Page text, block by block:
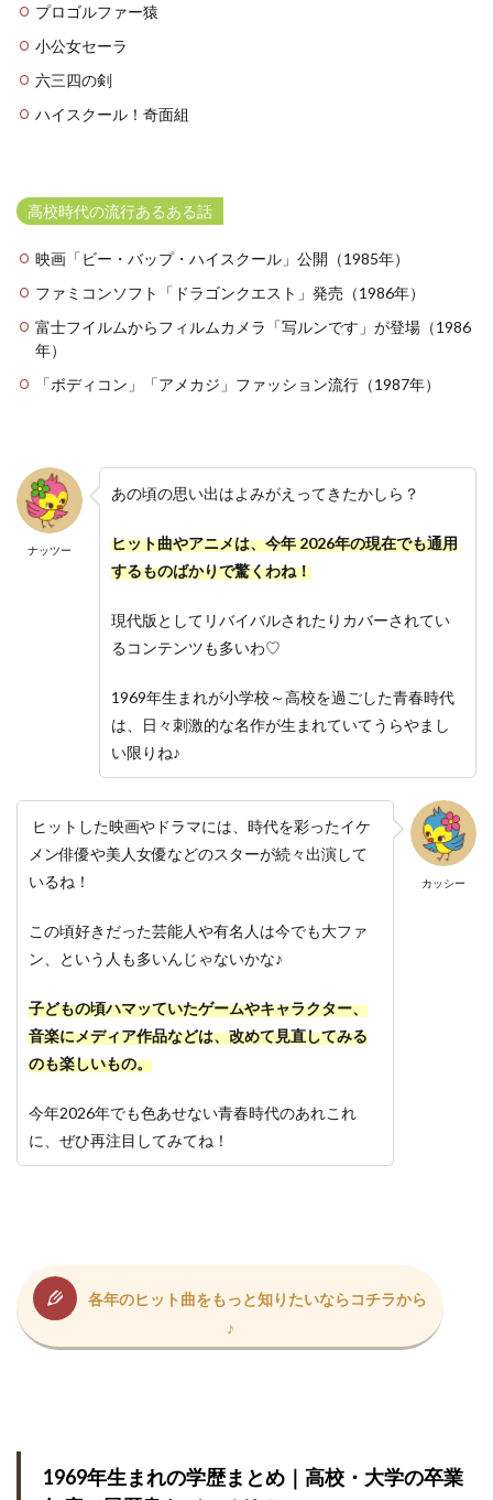
プロゴルファー猿
小公女セーラ
六三四の剣
ハイスクール！奇面組
高校時代の流行あるある話
映画「ビー・バップ・ハイスクール」公開（1985年）
ファミコンソフト「ドラゴンクエスト」発売（1986年）
富士フイルムからフィルムカメラ「写ルンです」が登場（1986
年）
「ボディコン」「アメカジ」ファッション流行（1987年）
ナッツー
あの頃の思い出はよみがえってきたかしら？
ヒット曲やアニメは、今年 2026年の現在でも通用
するものばかりで驚くわね！
現代版としてリバイバルされたりカバーされてい
るコンテンツも多いわ♡
1969年生まれが小学校～高校を過ごした青春時代
は、日々刺激的な名作が生まれていてうらやまし
い限りね♪
カッシー
ヒットした映画やドラマには、時代を彩ったイケ
メン俳優や美人女優などのスターが続々出演して
いるね！
この頃好きだった芸能人や有名人は今でも大ファ
ン、という人も多いんじゃないかな♪
子どもの頃ハマッていたゲームやキャラクター、
音楽にメディア作品などは、改めて見直してみる
のも楽しいもの。
今年2026年でも色あせない青春時代のあれこれ
に、ぜひ再注目してみてね！
各年のヒット曲をもっと知りたいならコチラから
♪
1969年生まれの学歴まとめ｜高校・大学の卒業